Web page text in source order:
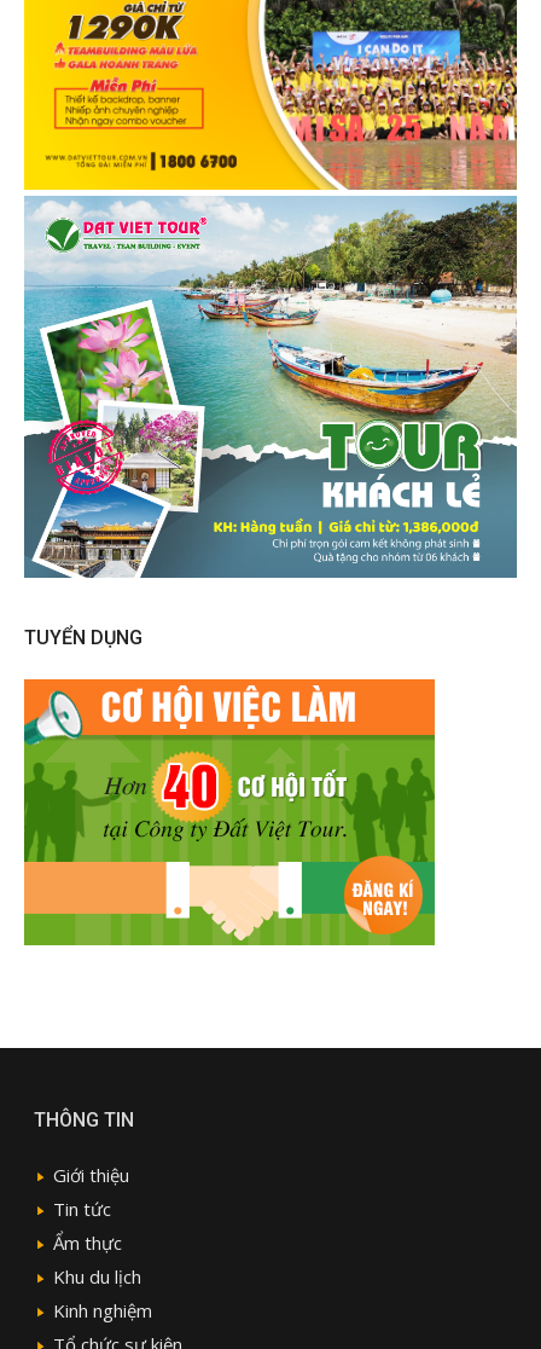
TUYỂN DỤNG
THÔNG TIN
Giới thiệu
Tin tức
Ẩm thực
Khu du lịch
Kinh nghiệm